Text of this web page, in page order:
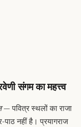
संगम का महत्त्व
— पवित्र स्थलों का राजा
नहीं है। प्रयागराज